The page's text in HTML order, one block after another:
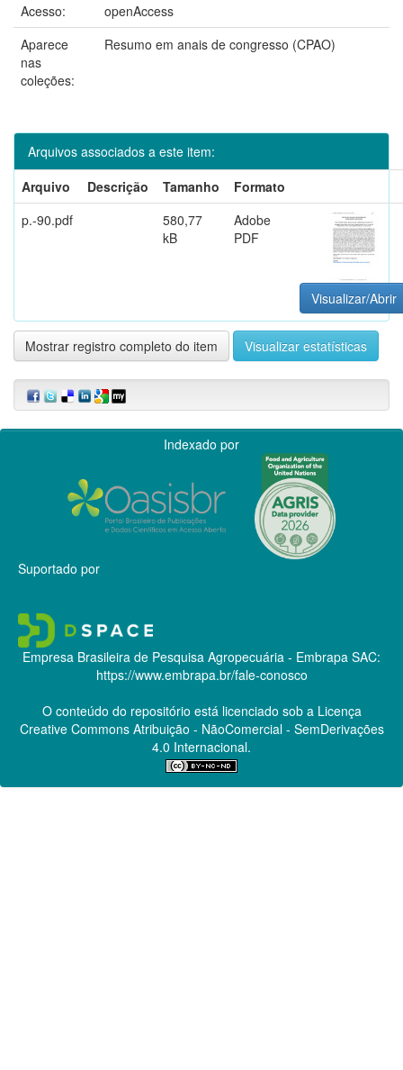
Acesso:
openAccess
Aparece
nas
coleções:
Resumo em anais de congresso (CPAO)
Arquivos associados a este item:
Arquivo
Descrição Tamanho
Formato
p.-90.pdf
580,77
kB
Adobe
PDF
Visualizar/Abrir
Mostrar registro completo do item Visualizar estatísticas
Indexado por
Suportado por
Empresa Brasileira de Pesquisa Agropecuária - Embrapa SAC:
https://www.embrapa.br/fale-conosco
O conteúdo do repositório está licenciado sob a Licença
Creative CommonsAtribuição - NãoComercial - SemDerivações
4.0 Internacional.